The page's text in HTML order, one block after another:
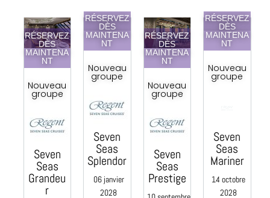
RÉSERVEZ
DÈS
MAINTENA
NT
Nouveau
groupe
Seven
Seas
Grandeu
r
RÉSERVEZ
DÈS
MAINTENA
NT
Nouveau
groupe
Seven
Seas
Splendor
06 janvier
2028
RÉSERVEZ
DÈS
MAINTENA
NT
Nouveau
groupe
Seven
Seas
Prestige
RÉSERVEZ
DÈS
MAINTENA
NT
Nouveau
groupe
Seven
Seas
Mariner
14 octobre
2028